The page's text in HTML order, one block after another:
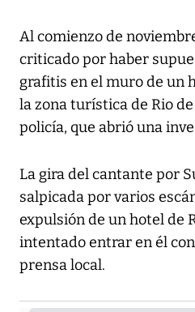
Al comienzo de
criticado por haber
grafitis en el muro de un
la zona turística de Rio
policía, que abrió una
La gira del cantante por
salpicada por varios
expulsión de un hotel de
intentado entrar en él
prensa local.